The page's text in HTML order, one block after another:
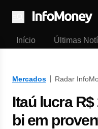
Menu
Início Últimas
Mercados Radar
Itaú lucra R$
bi em